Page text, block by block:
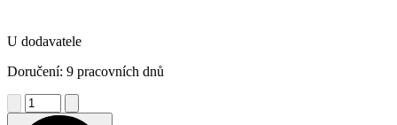
U dodavatele
Doručení: 9 pracovních dnů